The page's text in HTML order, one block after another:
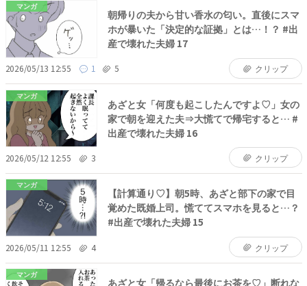
マンガ
朝帰りの夫から甘い香水の匂い。直後にスマ
ホが暴いた「決定的な証拠」とは…！？ #出
産で壊れた夫婦 17
2026/05/13 12:55 1 5 クリップ
マンガ
あざと女「何度も起こしたんですよ♡」女の
家で朝を迎えた夫⇒大慌てで帰宅すると… #
出産で壊れた夫婦 16
2026/05/12 12:55 3 クリップ
マンガ
【計算通り♡】朝5時、あざと部下の家で目
覚めた既婚上司。慌ててスマホを見ると…？
#出産で壊れた夫婦 15
2026/05/11 12:55 4 クリップ
マンガ
あざと女「帰るなら最後にお茶を♡」断れな